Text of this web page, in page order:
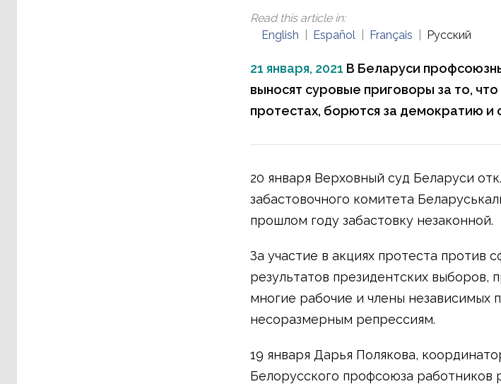
Read this article in:
English
Español Français Русский
21 января, 2021 В Беларуси
выносят суровые приговоры за то,
протестах, борются за демократию и
20 января Верховный суд Беларуси
забастовочного комитета
прошлом году забастовку незаконной.
За участие в акциях протеста против
результатов президентских выборов,
многие рабочие и члены независимых
несоразмерным репрессиям.
19 января Дарья Полякова,
Белорусского профсоюза работников